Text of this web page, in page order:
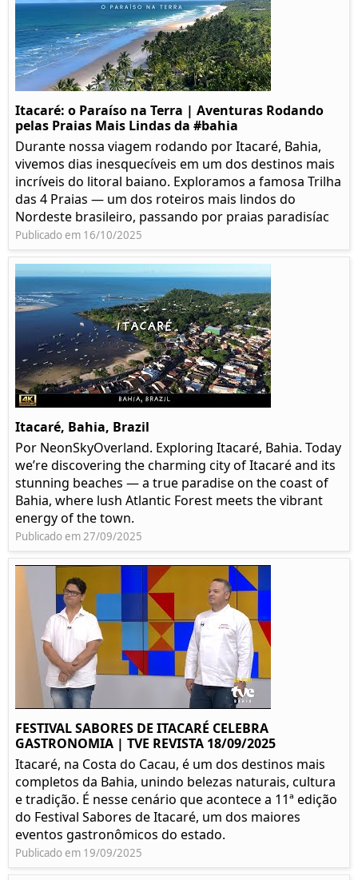
Itacaré: o Paraíso na Terra | Aventuras Rodando
pelas Praias Mais Lindas da #bahia
Durante nossa viagem rodando por Itacaré, Bahia,
vivemos dias inesquecíveis em um dos destinos mais
incríveis do litoral baiano. Exploramos a famosa Trilha
das 4 Praias — um dos roteiros mais lindos do
Nordeste brasileiro, passando por praias paradisíac
Publicado em 16/10/2025
Itacaré, Bahia, Brazil
Por NeonSkyOverland. Exploring Itacaré, Bahia. Today
we’re discovering the charming city of Itacaré and its
stunning beaches — a true paradise on the coast of
Bahia, where lush Atlantic Forest meets the vibrant
energy of the town.
Publicado em 27/09/2025
FESTIVAL SABORES DE ITACARÉ CELEBRA
GASTRONOMIA | TVE REVISTA 18/09/2025
Itacaré, na Costa do Cacau, é um dos destinos mais
completos da Bahia, unindo belezas naturais, cultura
e tradição. É nesse cenário que acontece a 11ª edição
do Festival Sabores de Itacaré, um dos maiores
eventos gastronômicos do estado.
Publicado em 19/09/2025